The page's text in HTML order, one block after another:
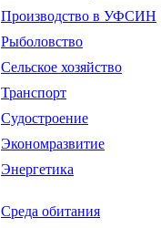
Производство в УФСИН
Рыболовство
Сельское хозяйство
Транспорт
Судостроение
Экономразвитие
Энергетика
Среда обитания